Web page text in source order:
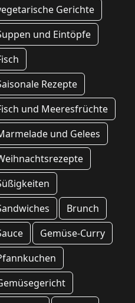
Gerichte
und Eintöpfe
Rezepte
und Meeresfrüchte
und Gelees
Brunch
Gemüse-Curry